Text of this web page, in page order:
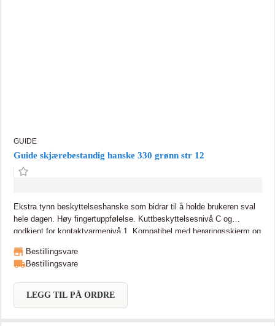
GUIDE
Guide skjærebestandig hanske 330 grønn str 12
Ekstra tynn beskyttelseshanske som bidrar til å holde brukeren sval
hele dagen. Høy fingertuppfølelse. Kuttbeskyttelsesnivå C og
godkjent for kontaktvarmenivå 1. Kompatibel med berøringsskjerm og
Bestillingsvare
Bestillingsvare
LEGG TIL PÅ ORDRE